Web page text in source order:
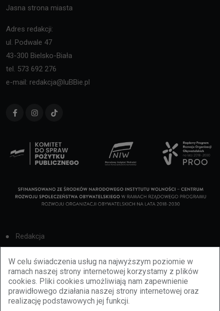
W celu świadczenia usług na najwyższym poziomie w
ramach naszej strony internetowej korzystamy z plików
cookies. Pliki cookies umożliwiają nam zapewnienie
prawidłowego działania naszej strony internetowej oraz
realizację podstawowych jej funkcji.
Jasna strona miasta
Adres redakcji:
ul. Podwale 47
43-300 Bielsko-Biała
tel. 573 692 276
e-mail: redakcja@luBBie.pl
Redakcja
Cookies
Reklama
BBiletomania